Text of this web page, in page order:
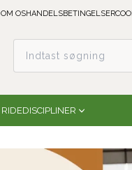
OM OSHANDELSBETINGELSER
RIDEDISCIPLINER